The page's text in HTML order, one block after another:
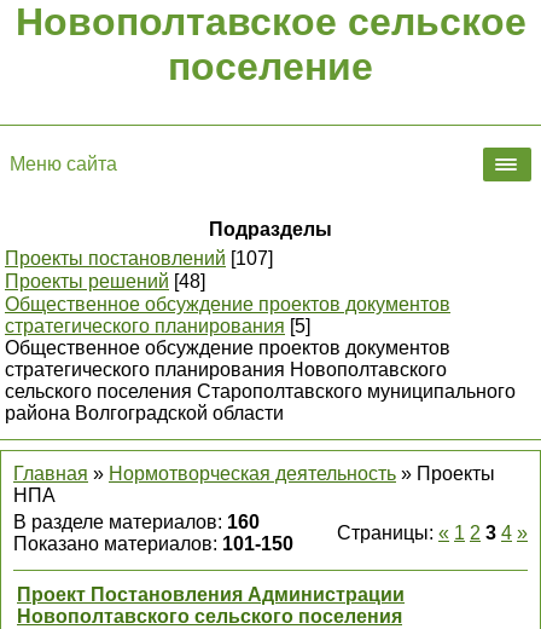
Новополтавское сельское
поселение
Меню сайта
Подразделы
Проекты постановлений [107]
Проекты решений [48]
Общественное обсуждение проектов документов
стратегического планирования [5]
Общественное обсуждение проектов документов
стратегического планирования Новополтавского
сельского поселения Старополтавского муниципального
района Волгоградской области
Главная » Нормотворческая деятельность » Проекты
НПА
В разделе материалов: 160
Показано материалов: 101-150
Страницы: « 1 2 3 4 »
Проект Постановления Администрации
Новополтавского сельского поселения